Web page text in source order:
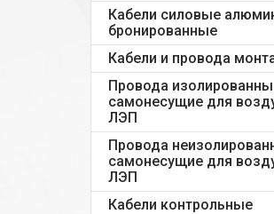
Кабели силовые
бронированные
Кабели и провода
Провода
самонесущие для
ЛЭП
Провода
самонесущие для
ЛЭП
Кабели контрольные